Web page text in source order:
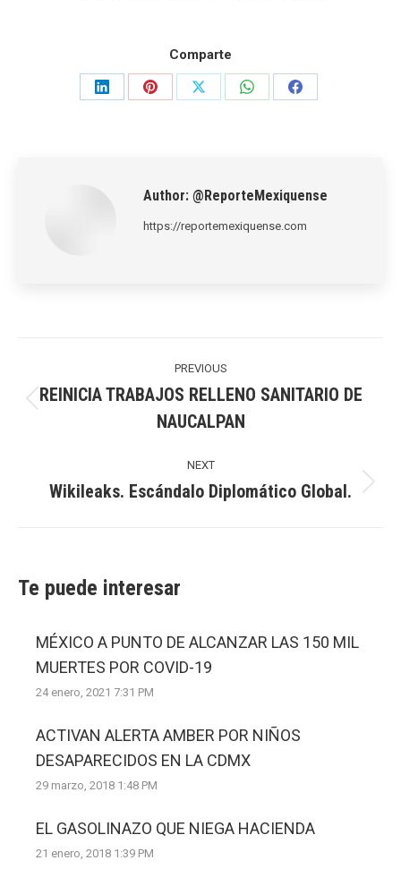
Comparte
Share
Share
Share
Share
Share
Author: @ReporteMexiquense
https://reportemexiquense.com
PREVIOUS
post:
REINICIA TRABAJOS RELLENO SANITARIO DE
NAUCALPAN
NEXT
Next
Wikileaks. Escándalo Diplomático Global.
Te puede interesar
MÉXICO A PUNTO DE ALCANZAR LAS 150 MIL
MUERTES POR COVID-19
24 enero, 2021 7:31 PM
ACTIVAN ALERTA AMBER POR NIÑOS
DESAPARECIDOS EN LA CDMX
29 marzo, 2018 1:48 PM
EL GASOLINAZO QUE NIEGA HACIENDA
21 enero, 2018 1:39 PM